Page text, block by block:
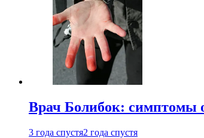
Врач Болибок: симптомы
3 года спустя2 года спустя